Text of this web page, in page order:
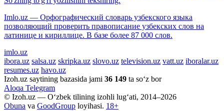
Imlo.uz — Орфографический словарь узбекского языка
позволяющий проверить правописание узбекских слов на
латинице и кириллице. В базе более 87 000 слов.
imlo.uz
ibora.uz salsa.uz skripka.uz slovo.uz television.uz vatt.uz iboralar.uz
resumes.uz havo.uz
Izoh.uz saytining bazasida jami 36 149 ta so‘z bor
Aloqa Telegram
© Izoh.uz — O‘zbek tilining izohli lug‘ati, 2014–2026
Obuna va GoodGroup loyihasi. 18+